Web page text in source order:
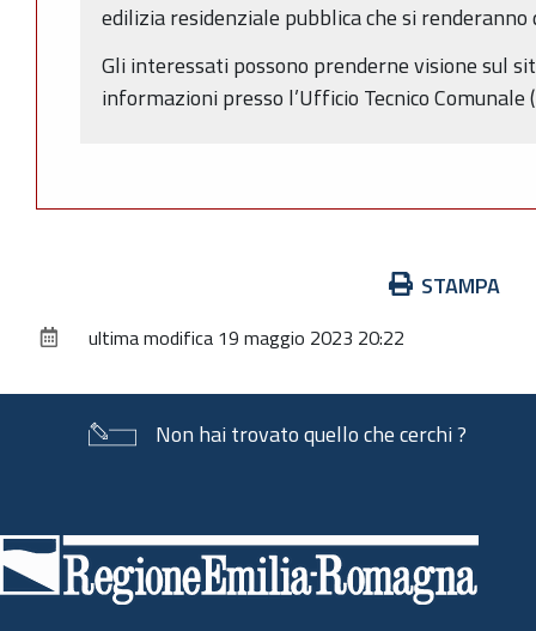
edilizia residenziale pubblica che si
Gli interessati possono prenderne visione sul
informazioni presso l’Ufficio Tecnico
documento
STAMPA
ultima modifica 19 maggio 2023 20:22
Non hai trovato quello che cerchi ?
di
pagina